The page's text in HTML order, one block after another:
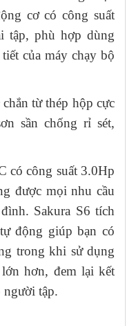
cơ có công suất
tập, phù hợp dùng
của máy chạy bộ
từ thép hộp cực
sần chống rỉ sét,
có công suất 3.0Hp
được mọi nhu cầu
Sakura S6 tích
động giúp bạn có
trong khi sử dụng
hơn, đem lại kết
người tập.